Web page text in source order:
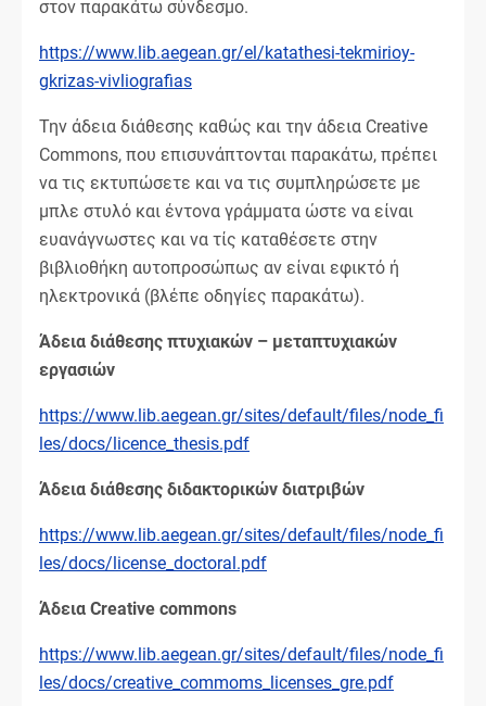
στον παρακάτω σύνδεσμο.
https://www.lib.aegean.gr/el/katathesi-tekmirioy-
gkrizas-vivliografias
Την άδεια διάθεσης καθώς και την άδεια Creative
Commons, που επισυνάπτονται παρακάτω, πρέπει
να τις εκτυπώσετε και να τις συμπληρώσετε με
μπλε στυλό και έντονα γράμματα ώστε να είναι
ευανάγνωστες και να τίς καταθέσετε στην
βιβλιοθήκη αυτοπροσώπως αν είναι εφικτό ή
ηλεκτρονικά (βλέπε οδηγίες παρακάτω).
Άδεια διάθεσης πτυχιακών – μεταπτυχιακών
εργασιών
https://www.lib.aegean.gr/sites/default/files/node_fi
les/docs/licence_thesis.pdf
Άδεια διάθεσης διδακτορικών διατριβών
https://www.lib.aegean.gr/sites/default/files/node_fi
les/docs/license_doctoral.pdf
Άδεια Creative commons
https://www.lib.aegean.gr/sites/default/files/node_fi
les/docs/creative_commoms_licenses_gre.pdf